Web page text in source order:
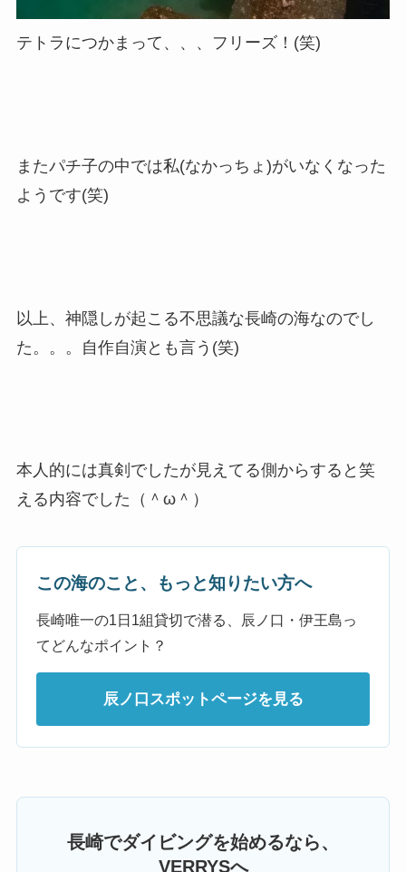
テトラにつかまって、、、フリーズ！(笑)
またパチ子の中では私(なかっちょ)がいなくなった
ようです(笑)
以上、神隠しが起こる不思議な長崎の海なのでし
た。。。自作自演とも言う(笑)
本人的には真剣でしたが見えてる側からすると笑
える内容でした（＾ω＾）
この海のこと、もっと知りたい方へ
長崎唯一の1日1組貸切で潜る、辰ノ口・伊王島っ
てどんなポイント？
辰ノ口スポットページを見る
長崎でダイビングを始めるなら、
VERRYSへ